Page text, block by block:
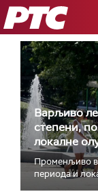
РТС
Варљиво
степени,
локалне
Променљиво
периода и